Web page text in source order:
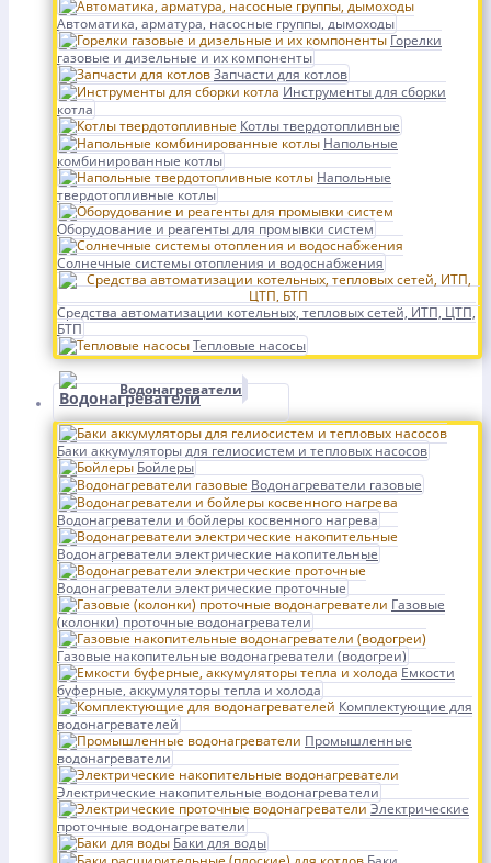
Автоматика, арматура, насосные группы, дымоходы
Горелки
газовые и дизельные и их компоненты
Запчасти для котлов
Инструменты для сборки
котла
Котлы твердотопливные
Напольные
комбинированные котлы
Напольные
твердотопливные котлы
Оборудование и реагенты для промывки систем
Солнечные системы отопления и водоснабжения
Средства автоматизации котельных, тепловых сетей, ИТП, ЦТП,
БТП
Тепловые насосы
Водонагреватели
Баки аккумуляторы для гелиосистем и тепловых насосов
Бойлеры
Водонагреватели газовые
Водонагреватели и бойлеры косвенного нагрева
Водонагреватели электрические накопительные
Водонагреватели электрические проточные
Газовые
(колонки) проточные водонагреватели
Газовые накопительные водонагреватели (водогреи)
Емкости
буферные, аккумуляторы тепла и холода
Комплектующие для
водонагревателей
Промышленные
водонагреватели
Электрические накопительные водонагреватели
Электрические
проточные водонагреватели
Баки для воды